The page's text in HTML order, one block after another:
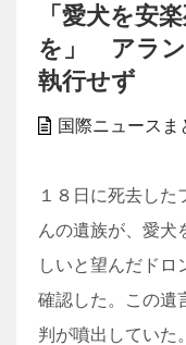
「愛犬を安
を」 アラン
執行せず
国際ニュースま
１８日に死去した
んの遺族が、愛犬
しいと望んだドロ
確認した。この遺
判が噴出していた。